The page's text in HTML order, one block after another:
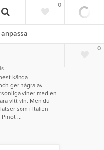
0
0
kända
ger några av
viner med en
vitt vin. Men du
som i Italien
...